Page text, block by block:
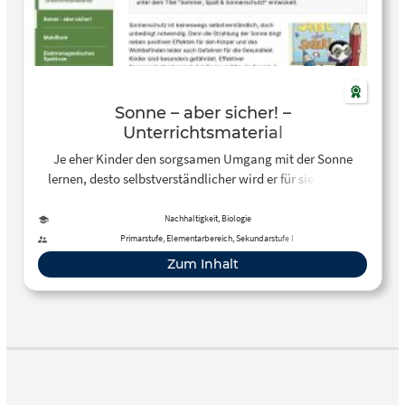
Sonne – aber sicher! –
Unterrichtsmaterial
Je eher Kinder den sorgsamen Umgang mit der Sonne
lernen, desto selbstverständlicher wird er für sie. Darum
Unterrichtsmaterialien für Kindergärten und
Kindertagesstätten sowie für Grundschulen und für die
Sekundarstufe I entwickelt.
Nachhaltigkeit, Biologie
Primarstufe, Elementarbereich, Sekundarstufe I
Zum Inhalt